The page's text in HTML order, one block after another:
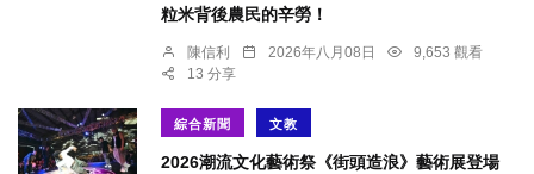
粒米背後農民的辛勞！
陳信利 2026年八月08日
9,653 觀看
13 分享
綜合新聞 文教
2026潮流文化藝術祭《街頭造浪》藝術展登場